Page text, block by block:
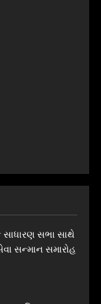
સાધારણ સભા સાથે
સન્માન સમારોહ